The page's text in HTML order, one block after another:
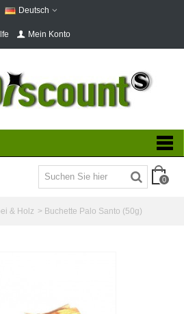
Deutsch
Mein Konto
0
& Holz > Buchette Palo Santo (50g)